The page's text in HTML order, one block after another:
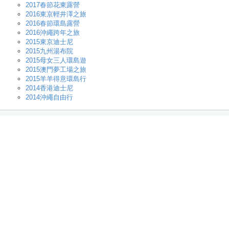
2017春節花東露營
2016東京輕井澤之旅
2016春節環島露營
2016沖繩跨年之旅
2015東京迪士尼
2015九州湯布院
2015母女三人環島遊
2015澳門夢工場之旅
2015羊羊得意環島行
2014香港迪士尼
2014沖繩自由行